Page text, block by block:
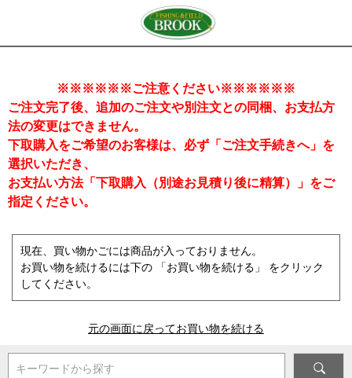
※※※※※※ご注意ください※※※※※※
ご注文完了後、追加のご注文や別注文との同梱、お支払方
法の変更はできません。
下取購入をご希望のお客様は、必ず「ご注文手続きへ」を
選択いただき、
お支払い方法「下取購入（別途お見積り後に精算）」をご
指定ください。
現在、買い物かごには商品が入っておりません。
お買い物を続けるには下の 「お買い物を続ける」 をクリック
してください。
元の画面に戻ってお買い物を続ける
キーワードから探す